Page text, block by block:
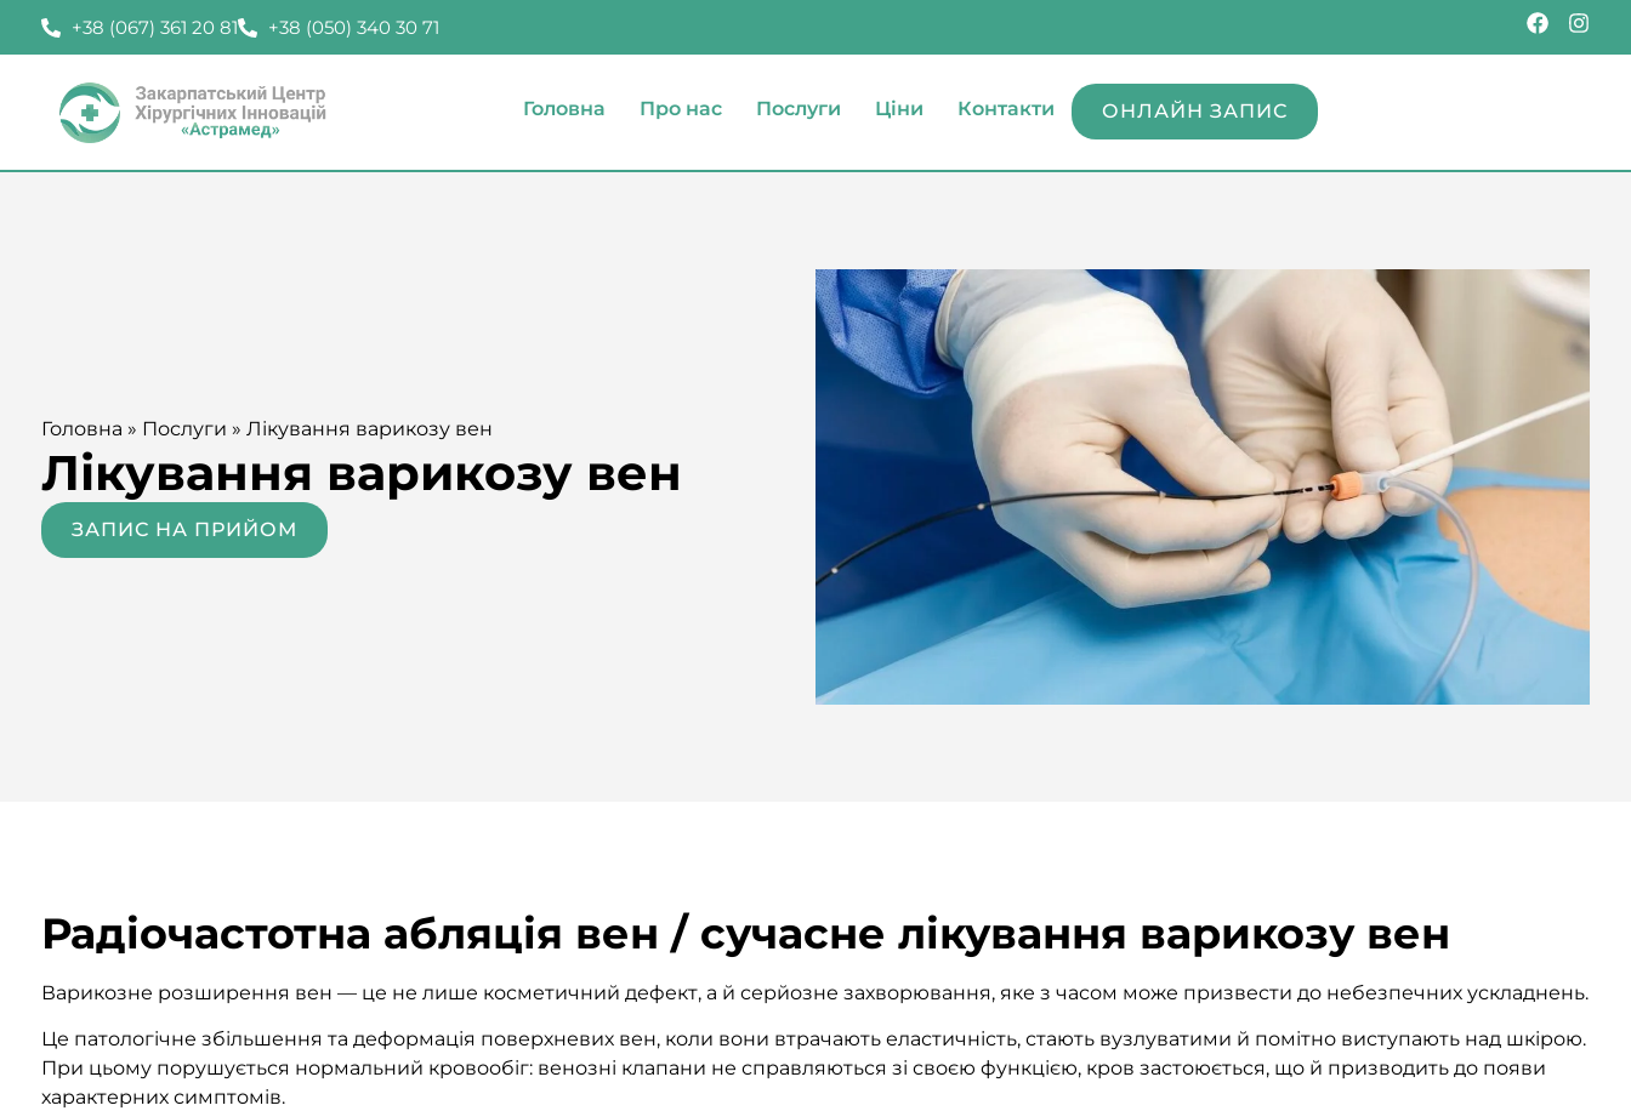
+38 (067) 361 20 81 +38 (050) 340 30 71
Головна Про нас Послуги Ціни Контакти ОНЛАЙН ЗАПИС
Головна » Послуги » Лікування варикозу вен
Лікування варикозу вен
ЗАПИС НА ПРИЙОМ
Радіочастотна абляція вен / сучасне лікування варикозу вен
Варикозне розширення вен — це не лише косметичний дефект, а й серйозне захворювання, яке з часом може призвести до небезпечних ускладнень.
Це патологічне збільшення та деформація поверхневих вен, коли вони втрачають еластичність, стають вузлуватими й помітно виступають над шкірою.
При цьому порушується нормальний кровообіг: венозні клапани не справляються зі своєю функцією, кров застоюється, що й призводить до появи
характерних симптомів.